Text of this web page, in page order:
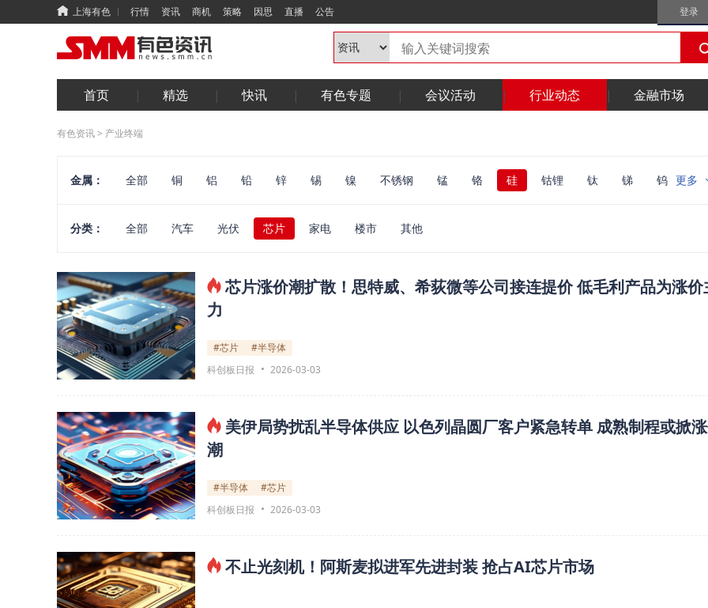
上海有色 行情 资讯 商机 策略 因思 直播 公告 登录
首页 精选 快讯 有色专题 会议活动 行业动态 金融市场
有色资讯> 产业终端
金属： 全部 铜 铝 铅 锌 锡 镍 不锈钢 锰 铬 硅 钴锂 钛 锑
钨
能源
华南 光伏 电线电缆 半导体 锂电
更多
分类： 全部 汽车 光伏 芯片 家电 楼市 其他
芯片涨价潮扩散！思特威、希荻微等公司接连提价 低毛利产品为涨价
力
#芯片
#半导体
科创板日报
2026-03-03
美伊局势扰乱半导体供应 以色列晶圆厂客户紧急转单 成熟制程或掀
潮
#半导体
#芯片
科创板日报
2026-03-03
不止光刻机！阿斯麦拟进军先进封装 抢占AI芯片市场